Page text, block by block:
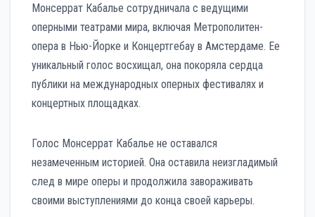
Монсеррат Кабалье сотрудничала с ведущими
оперными театрами мира, включая Метрополитен-
опера в Нью-Йорке и Концертгебау в Амстердаме. Ее
уникальный голос восхищал, она покоряла сердца
публики на международных оперных фестивалях и
концертных площадках.
Голос Монсеррат Кабалье не оставался
незамеченным историей. Она оставила неизгладимый
след в мире оперы и продолжила завораживать
своими выступлениями до конца своей карьеры.